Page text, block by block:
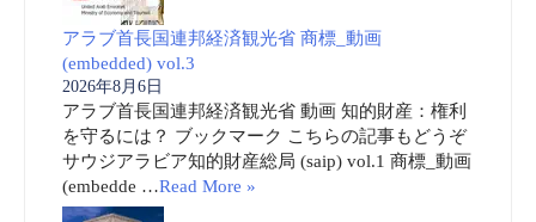
アラブ首長国連邦経済観光省 商標_動画
(embedded) vol.3
2026年8月6日
アラブ首長国連邦経済観光省 動画 知的財産：権利
を守るには？ ブックマーク こちらの記事もどうぞ
サウジアラビア知的財産総局 (saip) vol.1 商標_動画
(embedde …Read More »